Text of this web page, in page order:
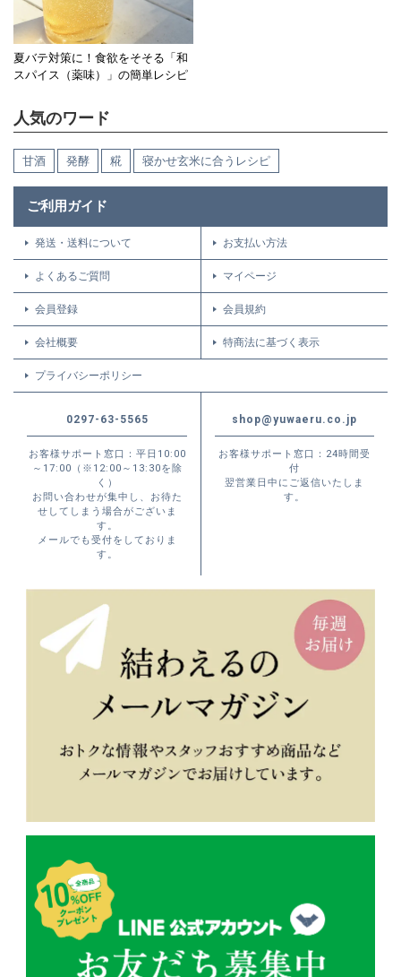
夏バテ対策に！食欲をそそる「和
スパイス（薬味）」の簡単レシピ
人気のワード
甘酒 発酵 糀 寝かせ玄米に合うレシピ
ご利用ガイド
発送・送料について お支払い方法
よくあるご質問 マイページ
会員登録 会員規約
会社概要 特商法に基づく表示
プライバシーポリシー
0297-63-5565
お客様サポート窓口：平日10:00
～17:00（※12:00～13:30を除
く）
お問い合わせが集中し、お待た
せしてしまう場合がございま
す。
メールでも受付をしておりま
す。
shop@yuwaeru.co.jp
お客様サポート窓口：24時間受
付
翌営業日中にご返信いたしま
す。